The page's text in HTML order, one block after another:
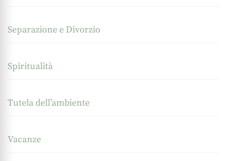
Separazione e Divorzio
Spiritualità
Tutela dell’ambiente
Vacanze